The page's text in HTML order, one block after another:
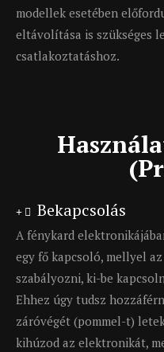
modellek esetében
eltávolítása is szükséges
csatlakoztatáshoz.
Bekapcsolás
A fénykard
egy fő kapcsoló, mellyel
szabályozni, ki-be
Ehhez úgy tudsz
záróvégét (pommel-t)
kihúzod az elektronikát,